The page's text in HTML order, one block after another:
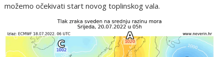
možemo očekivati start novog toplinskog vala.